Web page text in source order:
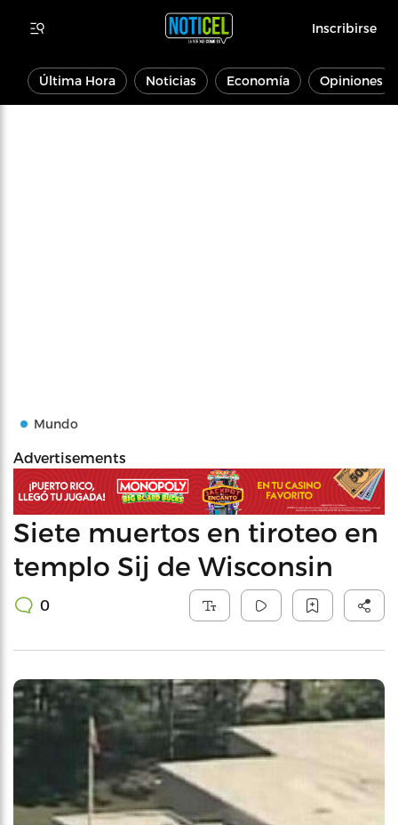
Inscribirse
Última Hora Noticias Economía Opiniones
Mundo
Advertisements
Siete muertos en tiroteo en
templo Sij de Wisconsin
0